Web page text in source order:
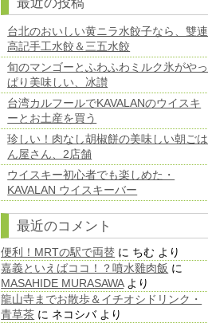
台北のおいしい黄ニラ水餃子なら、雙連
高記手工水餃＆三五水餃
旬のマンゴーとふわふわミルク氷がやっ
ぱり美味しい、冰讃
台湾カルフールでKAVALANのウイスキ
ーとお土産を買う
珍しい！肉なし胡椒餅の美味しい朝ごは
ん屋さん、2店舗
ウイスキー初心者でも楽しめた・
KAVALAN ウイスキーバー
最近のコメント
便利！MRTの駅で両替 に ちむ より
嘉義といえばココ！？噴水雞肉飯 に
MASAHIDE MURASAWAより
龍山寺までお散歩＆イチオシドリンク・
青草茶 に ネコシバより